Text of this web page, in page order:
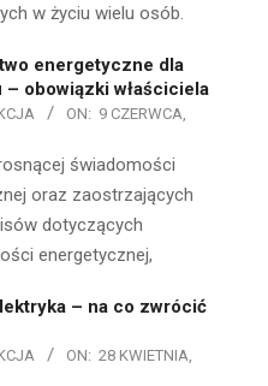
w życiu wielu osób.
energetyczne dla
– obowiązki właściciela
ON: 9 CZERWCA,
świadomości
oraz zaostrzających
dotyczących
energetycznej,
– na co zwrócić
ON: 28 KWIETNIA,